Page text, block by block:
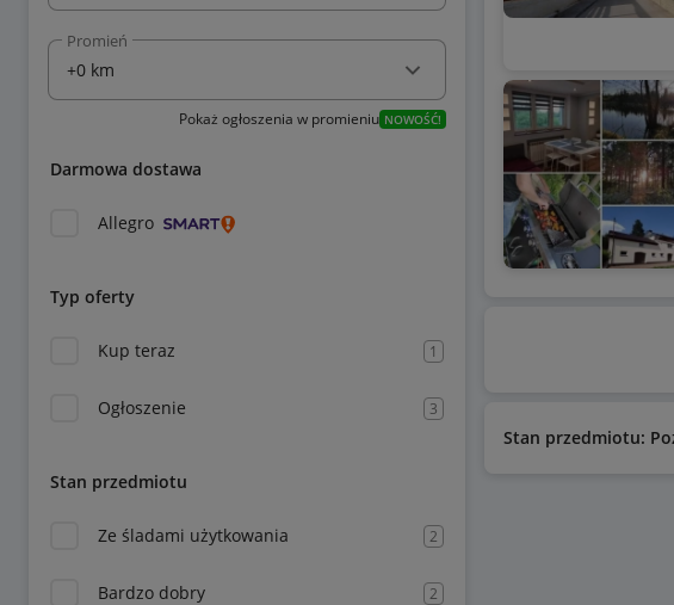
Promień
Pokaż ogłoszenia w promieniu NOWOŚĆ!
Darmowa dostawa
Allegro
Typ oferty
Kup teraz 1
Ogłoszenie 3
Stan przedmiotu
Ze śladami użytkowania 2
Bardzo dobry 2
Stan przedmiotu: